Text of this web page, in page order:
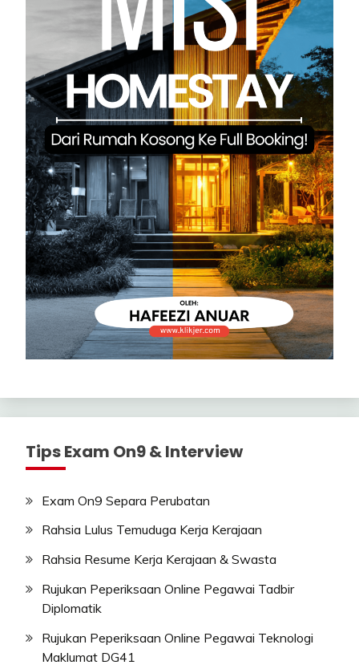
Tips Exam On9 & Interview
Exam On9 Separa Perubatan
Rahsia Lulus Temuduga Kerja Kerajaan
Rahsia Resume Kerja Kerajaan & Swasta
Rujukan Peperiksaan Online Pegawai Tadbir
Diplomatik
Rujukan Peperiksaan Online Pegawai Teknologi
Maklumat DG41